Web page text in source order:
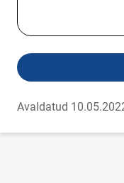
Avaldatud